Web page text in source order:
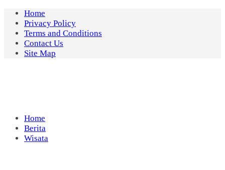
Skip
content
Home
Privacy Policy
Terms and Conditions
Contact Us
Site Map
Home
Berita
Wisata